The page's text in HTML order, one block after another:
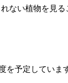
ない植物を見る
予定しています